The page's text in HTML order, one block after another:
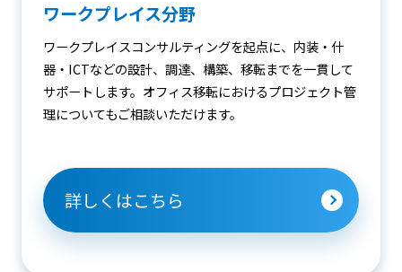
ワークプレイス分野
ワークプレイスコンサルティングを起点に、内装・什
器・ICTなどの設計、調達、構築、移転までを一貫して
サポートします。オフィス移転におけるプロジェクト管
理についてもご相談いただけます。
詳しくはこちら